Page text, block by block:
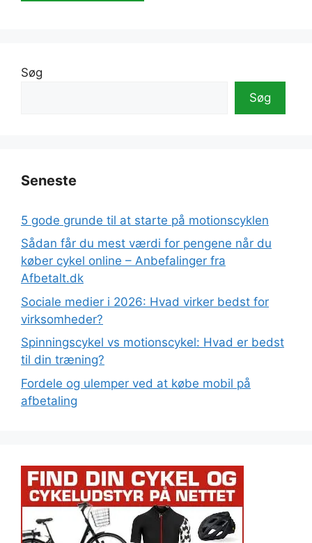
e
v
e
Søg
Søg
Seneste
5 gode grunde til at starte på motionscyklen
Sådan får du mest værdi for pengene når du
køber cykel online – Anbefalinger fra
Afbetalt.dk
Sociale medier i 2026: Hvad virker bedst for
virksomheder?
Spinningscykel vs motionscykel: Hvad er bedst
til din træning?
Fordele og ulemper ved at købe mobil på
afbetaling